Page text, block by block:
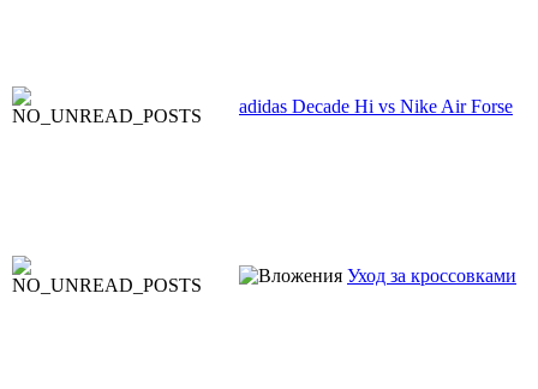
adidas Decade Hi vs Nike Air Forse
Уход за кроссовками